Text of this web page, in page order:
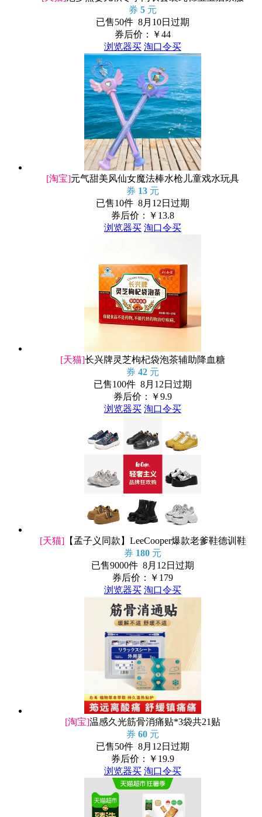
券 5 元
已售50件 8月10日过期
券后价：￥44
浏览器买 淘口令买
[淘宝]元气甜美风仙女魔法棒水枪儿童戏水玩具
券 13 元
已售10件 8月12日过期
券后价：￥ 13.8
浏览器买 淘口令买
[天猫]长兴牌灵芝枸杞袋泡茶辅助降血糖
券 42 元
已售100件 8月12日过期
券后价：￥9.9
浏览器买 淘口令买
[天猫]【孟子义同款】LeeCooper爆款老爹鞋德训鞋
券 180 元
已售9000件 8月12日过期
券后价：￥ 179
浏览器买 淘口令买
[淘宝]温感久光筋骨消痛贴*3袋共21贴
券 60 元
已售50件 8月12日过期
券后价：￥ 19.9
浏览器买 淘口令买